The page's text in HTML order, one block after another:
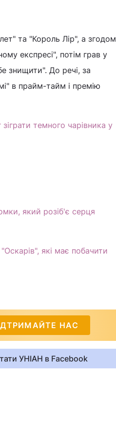
та "Король Лір", а згодом
експресі", потім грав у
знищити". До речі, за
в прайм-тайм і премію
темного чарівника у
який розіб'є серця
які має побачити
НАС
УНІАН в Facebook